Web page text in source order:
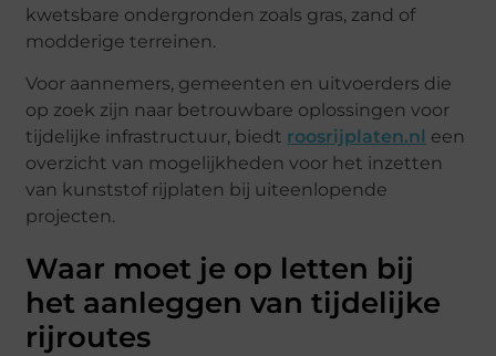
kwetsbare ondergronden zoals gras, zand of
modderige terreinen.
Voor aannemers, gemeenten en uitvoerders die
op zoek zijn naar betrouwbare oplossingen voor
tijdelijke infrastructuur, biedt roosrijplaten.nl een
overzicht van mogelijkheden voor het inzetten
van kunststof rijplaten bij uiteenlopende
projecten.
Waar moet je op letten bij
het aanleggen van tijdelijke
rijroutes